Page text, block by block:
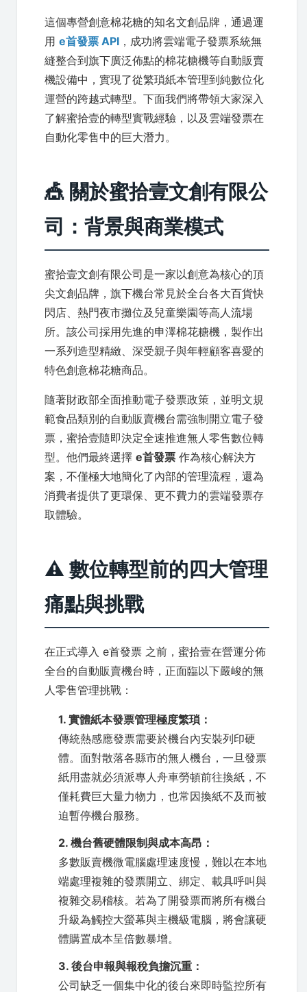
這個專營創意棉花糖的知名文創品牌，通過運
用 e首發票 API ，成功將雲端電子發票系統無
縫整合到旗下廣泛佈點的棉花糖機等自動販賣
機設備中，實現了從繁瑣紙本管理到純數位化
運營的跨越式轉型。下面我們將帶領大家深入
了解蜜拾壹的轉型實戰經驗，以及雲端發票在
自動化零售中的巨大潛力。
🎪 關於蜜拾壹文創有限公
司：背景與商業模式
蜜拾壹文創有限公司是一家以創意為核心的頂
尖文創品牌，旗下機台常見於全台各大百貨快
閃店、熱門夜市攤位及兒童樂園等高人流場
所。該公司採用先進的申澤棉花糖機，製作出
一系列造型精緻、深受親子與年輕顧客喜愛的
特色創意棉花糖商品。
隨著財政部全面推動電子發票政策，並明文規
範食品類別的自動販賣機台需強制開立電子發
票，蜜拾壹隨即決定全速推進無人零售數位轉
型。他們最終選擇 e首發票 作為核心解決方
案，不僅極大地簡化了內部的管理流程，還為
消費者提供了更環保、更不費力的雲端發票存
取體驗。
⚠️ 數位轉型前的四大管理
痛點與挑戰
在正式導入 e首發票 之前，蜜拾壹在營運分佈
全台的自動販賣機台時，正面臨以下嚴峻的無
人零售管理挑戰：
1. 實體紙本發票管理極度繁瑣：
傳統熱感應發票需要於機台內安裝列印硬
體。面對散落各縣市的無人機台，一旦發票
紙用盡就必須派專人舟車勞頓前往換紙，不
僅耗費巨大量力物力，也常因換紙不及而被
迫暫停機台服務。
2. 機台舊硬體限制與成本高昂：
多數販賣機微電腦處理速度慢，難以在本地
端處理複雜的發票開立、綁定、載具呼叫與
複雜交易稽核。若為了開發票而將所有機台
升級為觸控大螢幕與主機級電腦，將會讓硬
體購置成本呈倍數暴增。
3. 後台申報與報稅負擔沉重：
公司缺乏一個集中化的後台來即時監控所有